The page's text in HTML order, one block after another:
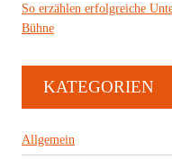
So erzählen erfolgreiche
Bühne
KATEGORIEN
Allgemein